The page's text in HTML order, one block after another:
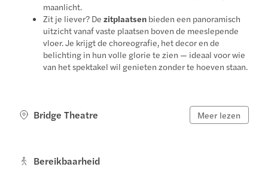
maanlicht.
Zit je liever? Dezitplaatsen bieden een panoramisch
uitzicht vanaf vaste plaatsen boven de meeslepende
vloer. Je krijgt de choreografie, het decor en de
belichting in hun volle glorie te zien — ideaal voor wie
van het spektakel wil genieten zonder te hoeven staan.
Bridge Theatre Meer lezen
Bereikbaarheid